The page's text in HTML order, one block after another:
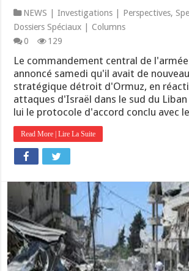
NEWS | Investigations | Perspectives,
Dossiers Spéciaux | Columns
0
129
Le commandement central de
annoncé samedi qu'il avait de
stratégique détroit d'Ormuz, en
attaques d'Israël dans le sud du
lui le protocole d'accord conclu avec
Read More | Lire La Suite